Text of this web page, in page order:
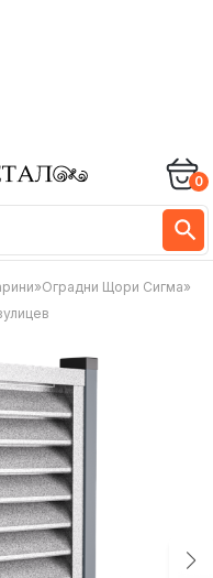
0
»Оградни Щори Сигма»